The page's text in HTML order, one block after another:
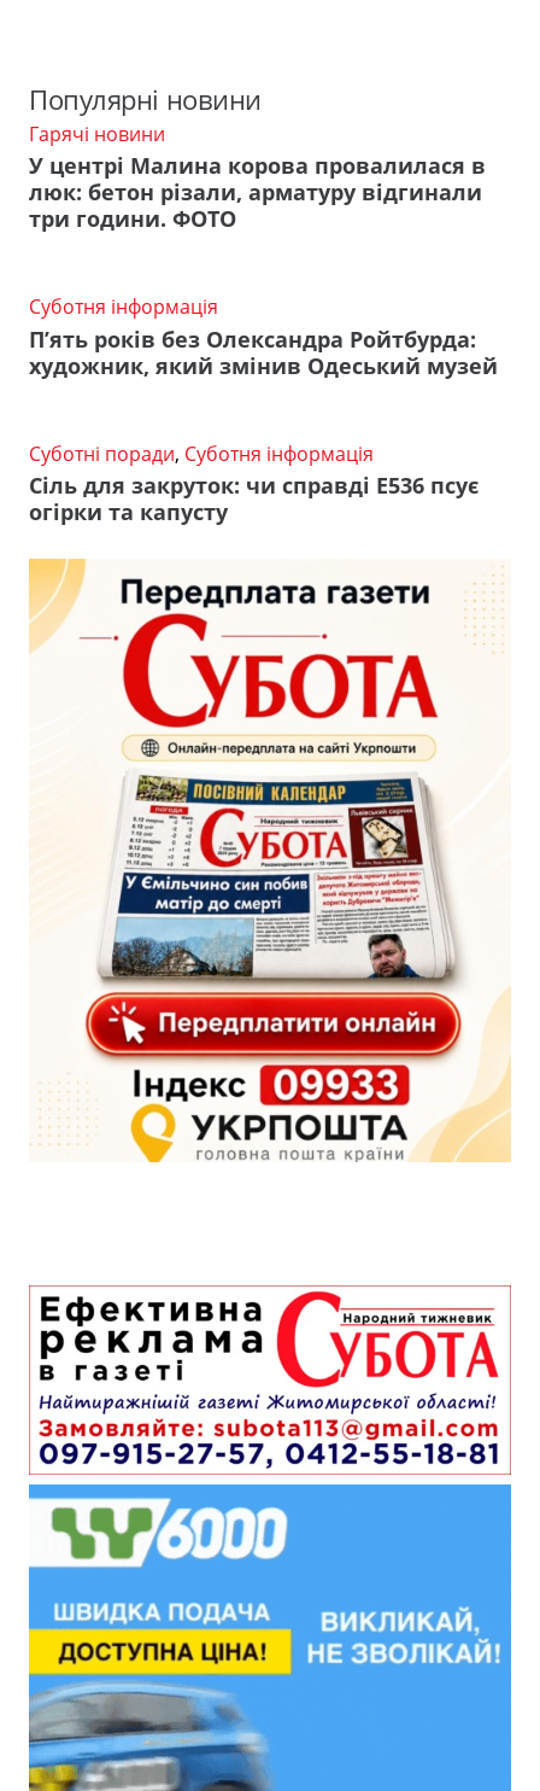
Популярні новини
Гарячі новини
У центрі Малина корова провалилася в
люк: бетон різали, арматуру відгинали
три години. ФОТО
Суботня інформація
П’ять років без Олександра Ройтбурда:
художник, який змінив Одеський музей
Суботні поради, Суботня інформація
Сіль для закруток: чи справді Е536 псує
огірки та капусту